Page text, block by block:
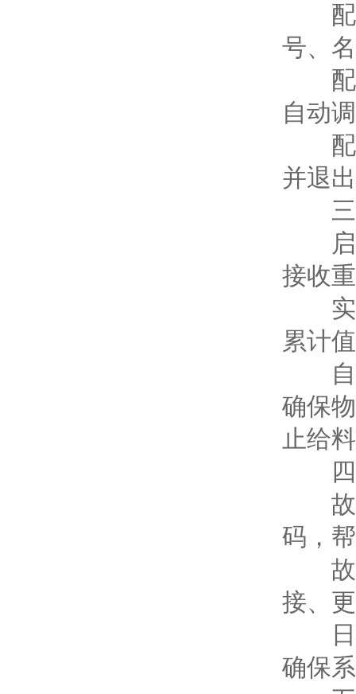
配方
号、
配方
自动
配方
并退
三
启动
接收
实时
累计
自动
确保
止给
四
故障
码，
故障
接、
日常
确保